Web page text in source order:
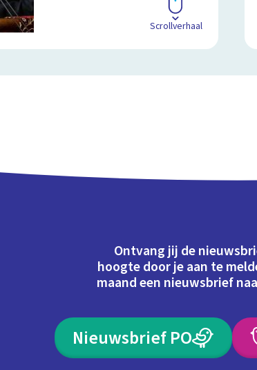
Scrollverhaal
Ontvang jij de
hoogte door je aan te
maand een nieuwsbrief
Nieuwsbrief PO